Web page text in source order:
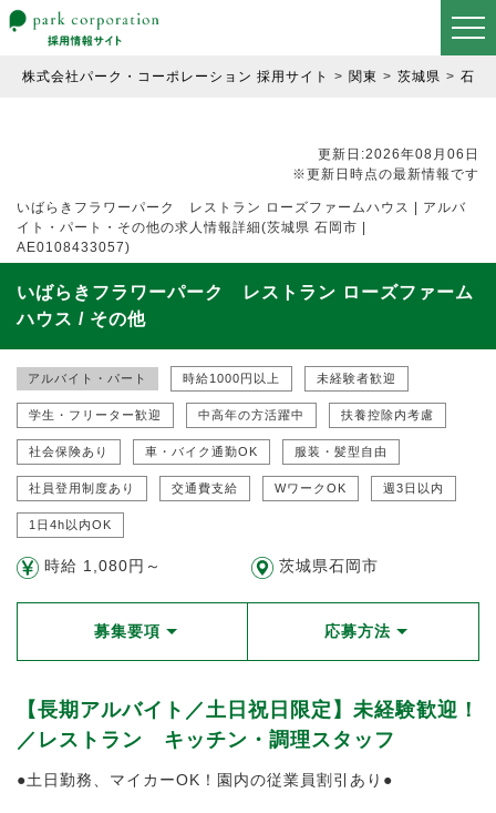
株式会社パーク・コーポレーション 採用サイト 関東 茨城県 石岡
更新日:2026年08月06日
※更新日時点の最新情報です
いばらきフラワーパーク レストラン ローズファームハウス | アルバ
イト・パート・その他の求人情報詳細(茨城県 石岡市 |
AE0108433057)
いばらきフラワーパーク レストラン ローズファーム
ハウス / その他
アルバイト・パート 時給1000円以上 未経験者歓迎
学生・フリーター歓迎 中高年の方活躍中 扶養控除内考慮
社会保険あり 車・バイク通勤OK 服装・髪型自由
社員登用制度あり 交通費支給 WワークOK 週3日以内
1日4h以内OK
時給 1,080円～ 茨城県石岡市
募集要項 応募方法
【長期アルバイト／土日祝日限定】未経験歓迎！
／レストラン キッチン・調理スタッフ
●土日勤務、マイカーOK！園内の従業員割引あり●